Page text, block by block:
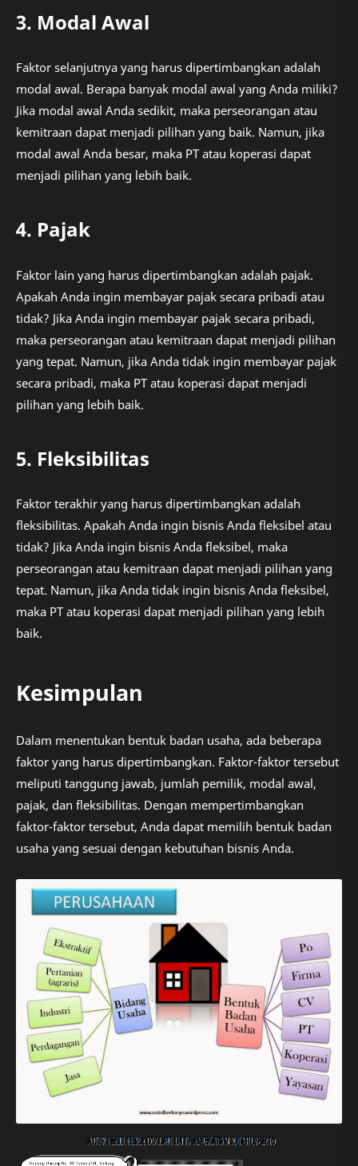
3. Modal Awal
Faktor selanjutnya yang harus dipertimbangkan adalah
modal awal. Berapa banyak modal awal yang Anda miliki?
Jika modal awal Anda sedikit, maka perseorangan atau
kemitraan dapat menjadi pilihan yang baik. Namun, jika
modal awal Anda besar, maka PT atau koperasi dapat
menjadi pilihan yang lebih baik.
4. Pajak
Faktor lain yang harus dipertimbangkan adalah pajak.
Apakah Anda ingin membayar pajak secara pribadi atau
tidak? Jika Anda ingin membayar pajak secara pribadi,
maka perseorangan atau kemitraan dapat menjadi pilihan
yang tepat. Namun, jika Anda tidak ingin membayar pajak
secara pribadi, maka PT atau koperasi dapat menjadi
pilihan yang lebih baik.
5. Fleksibilitas
Faktor terakhir yang harus dipertimbangkan adalah
fleksibilitas. Apakah Anda ingin bisnis Anda fleksibel atau
tidak? Jika Anda ingin bisnis Anda fleksibel, maka
perseorangan atau kemitraan dapat menjadi pilihan yang
tepat. Namun, jika Anda tidak ingin bisnis Anda fleksibel,
maka PT atau koperasi dapat menjadi pilihan yang lebih
baik.
Kesimpulan
Dalam menentukan bentuk badan usaha, ada beberapa
faktor yang harus dipertimbangkan. Faktor-faktor tersebut
meliputi tanggung jawab, jumlah pemilik, modal awal,
pajak, dan fleksibilitas. Dengan mempertimbangkan
faktor-faktor tersebut, Anda dapat memilih bentuk badan
usaha yang sesuai dengan kebutuhan bisnis Anda.